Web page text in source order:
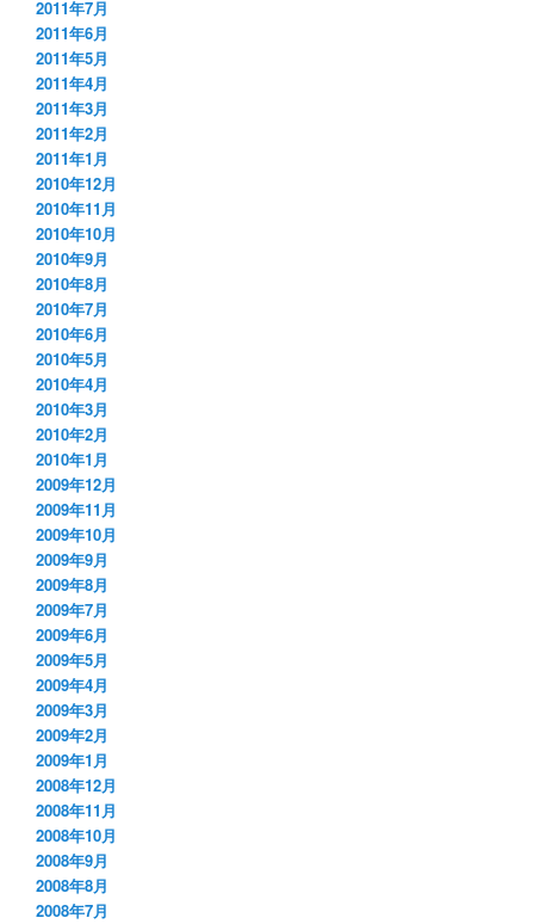
2011年7月
2011年6月
2011年5月
2011年4月
2011年3月
2011年2月
2011年1月
2010年12月
2010年11月
2010年10月
2010年9月
2010年8月
2010年7月
2010年6月
2010年5月
2010年4月
2010年3月
2010年2月
2010年1月
2009年12月
2009年11月
2009年10月
2009年9月
2009年8月
2009年7月
2009年6月
2009年5月
2009年4月
2009年3月
2009年2月
2009年1月
2008年12月
2008年11月
2008年10月
2008年9月
2008年8月
2008年7月